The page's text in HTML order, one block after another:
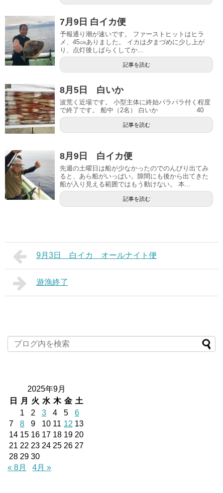
7月9日 白イカ便
予報通り潮が速いです。 ファーストヒットはヒラ
メ、45㎝ありました。 イカは夕まづめに少し上が
り、点灯後しばらくしてか...
記事を読む
8月5日 白いか
波荒く近場です。 小型主体に終始パラパラ付く程度
で終了です。 船中（2名） 白いか 40
記事を読む
8月9日 白イカ便
先週の土曜日は船が少なかったのでのんびり出てみ
ると、あら船がいっぱい。隙間にも後から出てきた
船が入り見える範囲ではもう動けない。 本...
記事を読む
9月3日 白イカ オールナイト便
遊漁終了
2025年9月
日
月 火 水 木 金 土
1
2 3 4 5
6
7
8 9 10 11 12 13
14 15 16 17 18 19 20
21 22 23 24 25 26 27
28 29 30
« 8月
4月 »